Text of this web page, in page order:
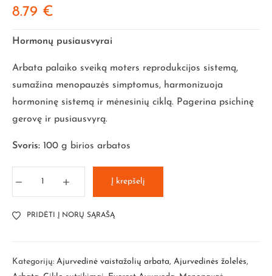
8.79 €
Hormonų pusiausvyrai
Arbata palaiko sveiką moters reprodukcijos sistemą,
sumažina menopauzės simptomus, harmonizuoja
hormoninę sistemą ir mėnesinių ciklą. Pagerina psichinę
gerovę ir pusiausvyrą.
Svoris: 100 g birios arbatos
Į krepšelį
PRIDĖTI Į NORŲ SĄRAŠĄ
Kategorijų: Ajurvedinė vaistažolių arbata, Ajurvedinės žolelės,